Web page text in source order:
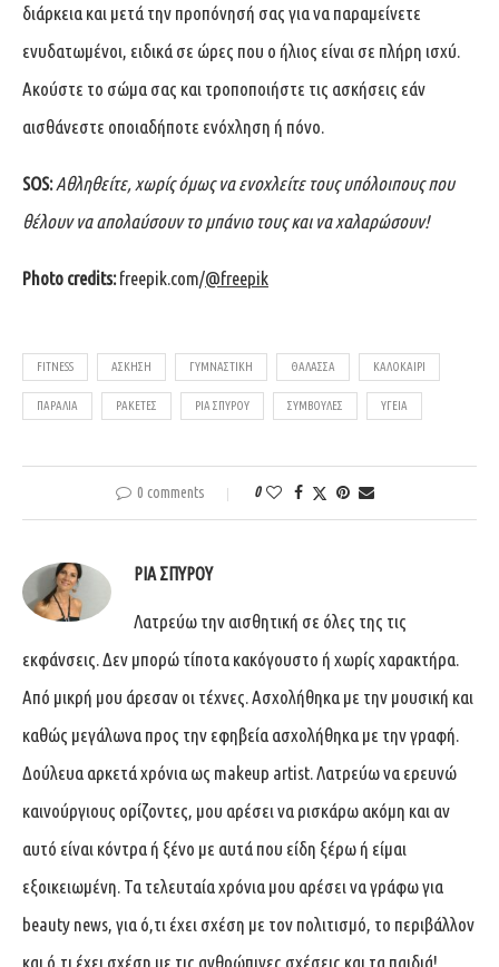
διάρκεια και μετά την προπόνησή σας για να παραμείνετε
ενυδατωμένοι, ειδικά σε ώρες που ο ήλιος είναι σε πλήρη ισχύ.
Ακούστε το σώμα σας και τροποποιήστε τις ασκήσεις εάν
αισθάνεστε οποιαδήποτε ενόχληση ή πόνο.
SOS: Αθληθείτε, χωρίς όμως να ενοχλείτε τους υπόλοιπους που
θέλουν να απολαύσουν το μπάνιο τους και να χαλαρώσουν!
Photo credits:freepik.com/@freepik
FITNESS ΑΣΚΗΣΗ ΓΥΜΝΑΣΤΙΚΗ ΘΑΛΑΣΣΑ ΚΑΛΟΚΑΙΡΙ
ΠΑΡΑΛΙΑ ΡΑΚΕΤΕΣ ΡΙΑ ΣΠΥΡΟΥ ΣΥΜΒΟΥΛΈΣ ΥΓΕΊΑ
0 comments 0
ΡΊΑ ΣΠΎΡΟΥ
Λατρεύω την αισθητική σε όλες της τις
εκφάνσεις. Δεν μπορώ τίποτα κακόγουστο ή χωρίς χαρακτήρα.
Από μικρή μου άρεσαν οι τέχνες. Ασχολήθηκα με την μουσική και
καθώς μεγάλωνα προς την εφηβεία ασχολήθηκα με την γραφή.
Δούλευα αρκετά χρόνια ως makeup artist. Λατρεύω να ερευνώ
καινούργιους ορίζοντες, μου αρέσει να ρισκάρω ακόμη και αν
αυτό είναι κόντρα ή ξένο με αυτά που είδη ξέρω ή είμαι
εξοικειωμένη. Τα τελευταία χρόνια μου αρέσει να γράφω για
beauty news, για ό,τι έχει σχέση με τον πολιτισμό, το περιβάλλον
και ό,τι έχει σχέση με τις ανθρώπινες σχέσεις και τα παιδιά!